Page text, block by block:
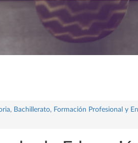
Bachillerato, Formación Profesional y